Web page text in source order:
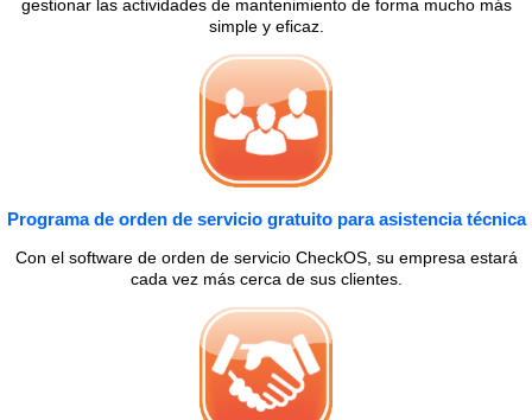
gestionar las actividades de mantenimiento de forma mucho más
simple y eficaz.
Programa de orden de servicio gratuito para asistencia técnica
Con el software de orden de servicio CheckOS, su empresa estará
cada vez más cerca de sus clientes.